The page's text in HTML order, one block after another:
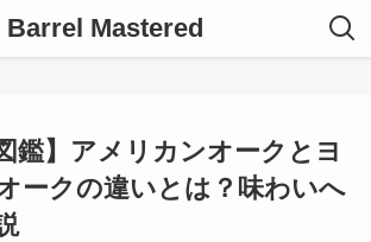
Barrel Mastered
鑑】アメリカンオークとヨ
ークの違いとは？味わいへ